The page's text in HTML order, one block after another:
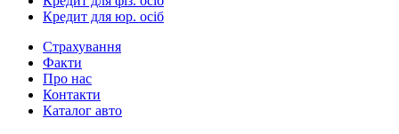
Кредит для юр. осіб
Страхування
Факти
Про нас
Контакти
Каталог авто